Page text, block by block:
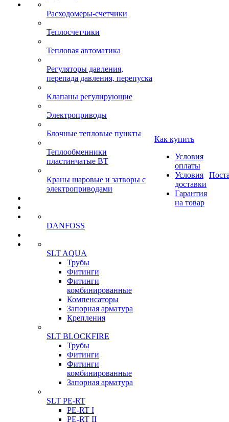
Расходомеры-счетчики
Теплосчетчики
Тепловая автоматика
Регуляторы давления,
перепада давления, перепуска
Клапаны регулирующие
Электроприводы
Блочные тепловые пункты
Теплообменники
пластинчатые ВТ
Краны шаровые и затворы с
электроприводами
DANFOSS
SLT AQUA
Трубы
Фитинги
Фитинги
комбинированные
Компенсаторы
Запорная арматура
Крепления
SLT BLOCKFIRE
Трубы
Фитинги
Фитинги
комбинированные
Запорная арматура
SLT PE-RT
PE-RT I
PE-RT II
Как купить
Условия
оплаты
Условия
доставки
Гарантия
на товар